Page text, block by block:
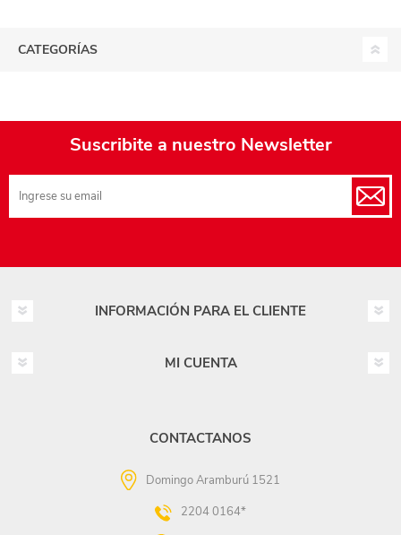
CATEGORÍAS
Suscribite a nuestro Newsletter
INFORMACIÓN PARA EL CLIENTE
MI CUENTA
CONTACTANOS
Domingo Aramburú 1521
2204 0164*